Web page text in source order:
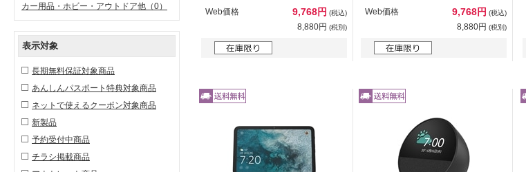
カー用品・ホビー・アウトドア他 （0）
表示対象
長期無料保証対象商品
あんしんパスポート特典対象商品
ネットで使えるクーポン対象商品
新製品
予約受付中商品
チラシ掲載商品
Web価格
9,768円 (税込)
8,880円 (税別)
Web価格
9,768円 (税込)
8,880円 (税別)